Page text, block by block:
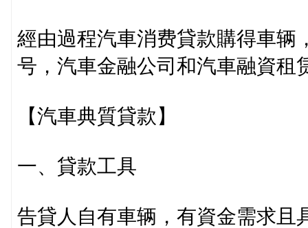
經由過程汽車消费貸款購得車辆
号，汽車金融公司和汽車融資租
【汽車典質貸款】
一、貸款工具
告貸人自有車辆，有資金需求且